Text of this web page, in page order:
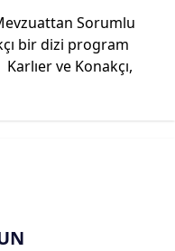
Sorumlu
bir dizi program
ve Konakçı,